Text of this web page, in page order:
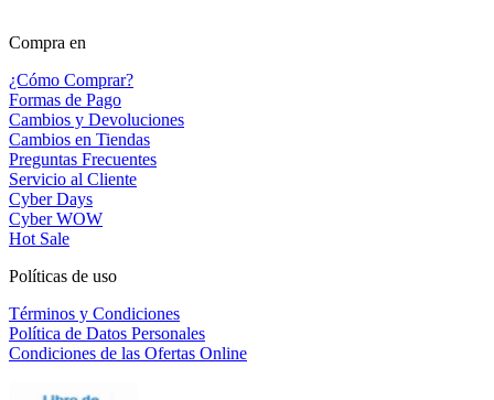
Compra en
¿Cómo Comprar?
Formas de Pago
Cambios y Devoluciones
Cambios en Tiendas
Preguntas Frecuentes
Servicio al Cliente
Cyber Days
Cyber WOW
Hot Sale
Políticas de uso
Términos y Condiciones
Política de Datos Personales
Condiciones de las Ofertas Online